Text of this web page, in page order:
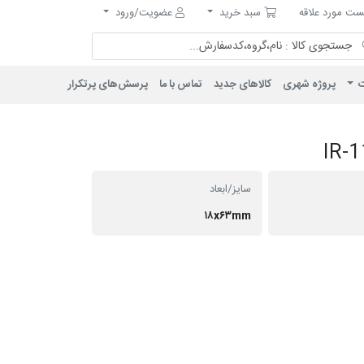
علاقه
مورد علاقه سبد خرید
سبد خرید
عضویت/ورود
پروژه شهری کالاهای جدید تماس با ما پرسش‌های پرتکرار
سایز/ابعاد
۱۸x۶۳mm